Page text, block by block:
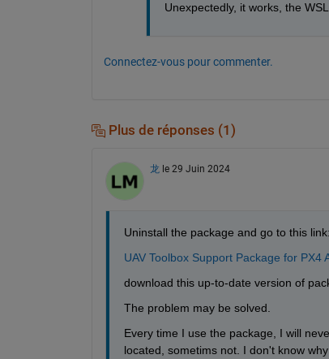
Unexpectedly, it works, the
Connectez-vous pour commenter.
Plus de réponses (1)
龙 le 29 Juin 2024
Uninstall the package and go to this link:
UAV Toolbox Support Package for
download this up-to-date version of
The problem may be solved.
Every time I use the package, I will
located, sometims not. I don't know